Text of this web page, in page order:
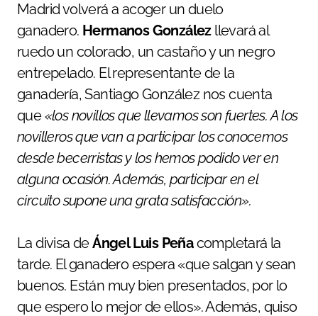
Madrid volverá a acoger un duelo
ganadero. Hermanos Gonzálezllevará al
ruedo un colorado, un castaño y un negro
entrepelado. El representante de la
ganadería, Santiago González nos cuenta
que«los novillos que llevamos son fuertes. A los
novilleros que van a participar los conocemos
desde becerristas y los hemos podido ver en
alguna ocasión. Además, participar en el
circuito supone una grata satisfacción».
La divisa deÁngel Luis Peñacompletará la
tarde. El ganadero espera «que salgan y sean
buenos. Están muy bien presentados, por lo
que espero lo mejor de ellos». Además, quiso